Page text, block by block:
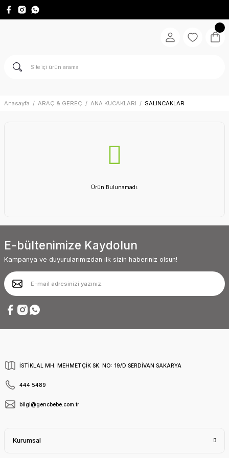
Anasayfa ARAÇ & GEREÇ ANA KUCAKLARI SALINCAKLAR
Ürün Bulunamadı.
E-bültenimize Kaydolun
Kampanya ve duyurularımızdan ilk sizin haberiniz olsun!
İSTİKLAL MH. MEHMETÇİK SK. NO: 19/D SERDİVAN SAKARYA
444 5489
bilgi@gencbebe.com.tr
Kurumsal